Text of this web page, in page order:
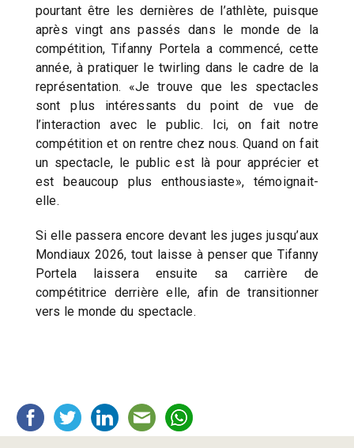
pourtant être les dernières de l’athlète, puisque
après vingt ans passés dans le monde de la
compétition, Tifanny Portela a commencé, cette
année, à pratiquer le twirling dans le cadre de la
représentation. «Je trouve que les spectacles
sont plus intéressants du point de vue de
l’interaction avec le public. Ici, on fait notre
compétition et on rentre chez nous. Quand on fait
un spectacle, le public est là pour apprécier et
est beaucoup plus enthousiaste», témoignait-
elle.
Si elle passera encore devant les juges jusqu’aux
Mondiaux 2026, tout laisse à penser que Tifanny
Portela laissera ensuite sa carrière de
compétitrice derrière elle, afin de transitionner
vers le monde du spectacle.